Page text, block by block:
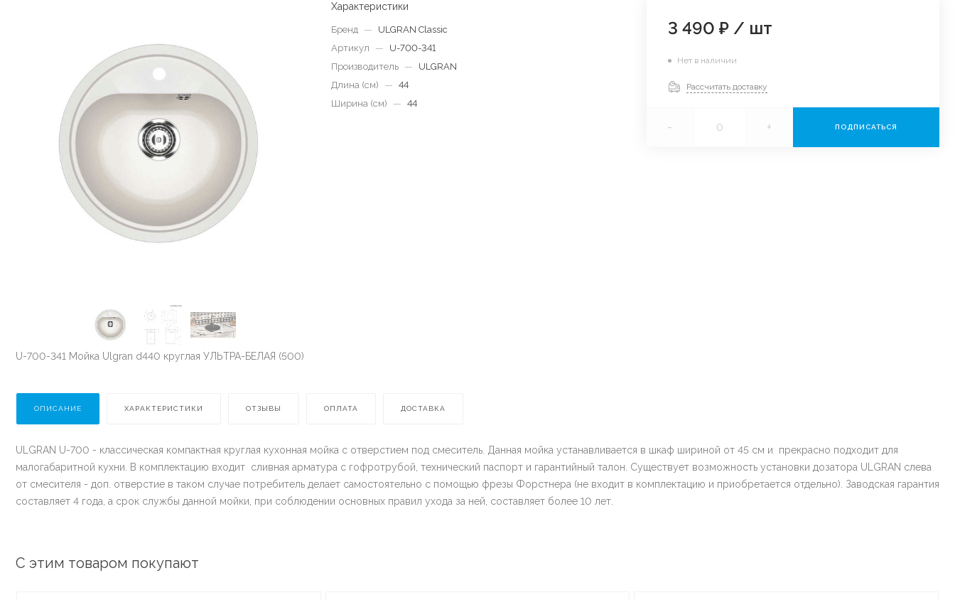
U-700-341 Мойка Ulgran d440 круглая УЛЬТРА-БЕЛАЯ (500)
Характеристики
Бренд —
ULGRAN Classic
Артикул
—
U-700-341
Производитель
—
ULGRAN
Длина (см)
— 44
Ширина (см)
— 44
3 490 ₽ / шт
Нет в наличии
Рассчитать доставку
- + ПОДПИСАТЬСЯ
ОПИСАНИЕ ХАРАКТЕРИСТИКИ ОТЗЫВЫ ОПЛАТА ДОСТАВКА
ULGRAN U-700 - классическая компактная круглая кухонная мойка с отверстием под смеситель. Данная мойка устанавливается в шкаф шириной от 45 см и прекрасно подходит для
малогабаритной кухни. В комплектацию входит сливная арматура с гофротрубой, технический паспорт и гарантийный талон. Существует возможность установки дозатора ULGRAN слева
от смесителя - доп. отверстие в таком случае потребитель делает самостоятельно с помощью фрезы Форстнера (не входит в комплектацию и приобретается отдельно). Заводская гарантия
составляет 4 года, а срок службы данной мойки, при соблюдении основных правил ухода за ней, составляет более 10 лет.
С этим товаром покупают